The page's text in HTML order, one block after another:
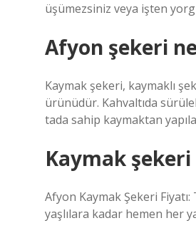
üşümezsiniz veya işten
Afyon şekeri
Kaymak şekeri, kaymaklı
ürünüdür. Kahvaltıda
tada sahip kaymaktan
Kaymak şekeri
Afyon Kaymak Şekeri
yaşlılara kadar hemen her